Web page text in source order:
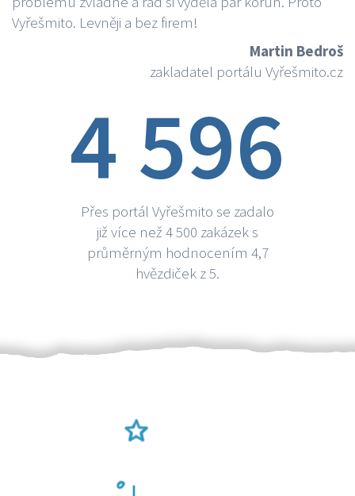
Vyřešmito. Levněji a bez firem!
Martin Bedroš
zakladatel portálu Vyřešmito.cz
4 596
Přes portál Vyřešmito se zadalo
již více než 4 500 zakázek s
průměrným hodnocením 4,7
hvězdiček z 5.